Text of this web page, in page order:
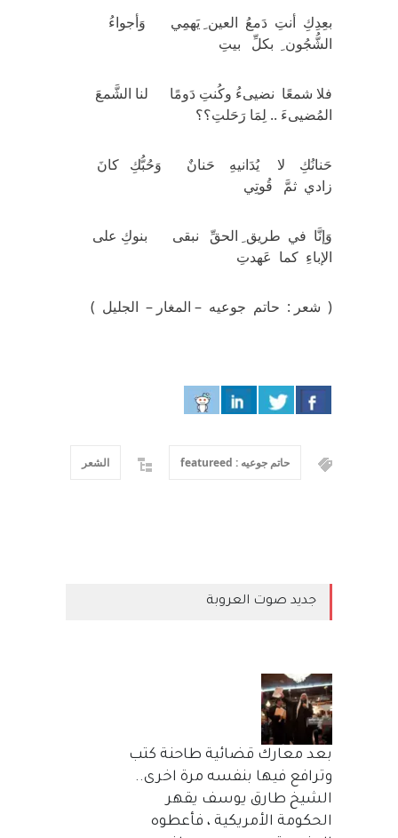
بعِدِكِ أنتِ دَمعُ العين ِ يَهمِي وَأجواءُ
الشُّجُون ِ بكلِّ بيتِ
فلا شمعًا نضيىءُ وكُنتِ دَومًا لنا الشَّمعَ
المُضيىءَ .. لِمَا رَحَلتِ؟؟
حَنانُكِ لا يُدَانيهِ حَنانٌ وَحُبُّكِ كانَ
زادي ثمَّ قُوتِي
وَإنَّا في طريق ِ الحقِّ نبقى بنوكِ على
الإباءِ كما عَهدتِ
( شعر : حاتم جوعيه – المغار – الجليل )
حاتم جوعيه : featureed الشعر
جديد صوت العروبة
بعد معارك قضائية طاحنة كتب
وترافع فيها بنفسه مرة اخرى..
الشيخ طارق يوسف يقهر
الحكومة الأمريكية ، فأعطوه